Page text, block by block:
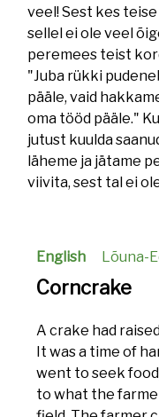
veel! Sest kes
sellel ei ole veel
peremees teist
"Juba rükki
pääle, vaid
oma tööd pääle."
jutust kuulda
läheme ja jätame
viivita, sest tal ei
English Lõuna-
Corncrake
A crake had
It was a time of
went to seek
to what the